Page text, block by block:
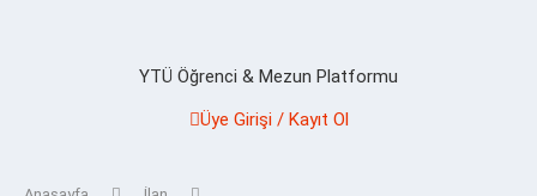
YTÜ Öğrenci & Mezun Platformu
Üye Girişi / Kayıt Ol